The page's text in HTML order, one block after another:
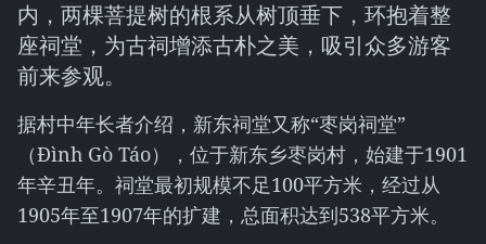
内，两棵菩提树的根系从树顶垂下，环抱着整
座祠堂，为古祠增添古朴之美，吸引众多游客
前来参观。
据村中年长者介绍，新东祠堂又称“枣岗祠堂”
（Đình Gò Táo），位于新东乡枣岗村，始建于1901
年辛丑年。祠堂最初规模不足100平方米，经过从
1905年至1907年的扩建，总面积达到538平方米。